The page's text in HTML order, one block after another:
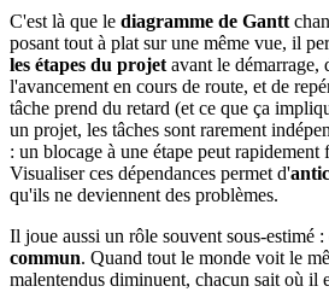
C'est là que le diagramme de Gantt
posant tout à plat sur une même vue, il
les étapes du projet avant le démarrage,
l'avancement en cours de route, et de
tâche prend du retard (et ce que ça
un projet, les tâches sont rarement
: un blocage à une étape peut
Visualiser ces dépendances permet d'
qu'ils ne deviennent des problèmes.
Il joue aussi un rôle souvent sous-estimé
commun. Quand tout le monde voit le
malentendus diminuent, chacun sait où il